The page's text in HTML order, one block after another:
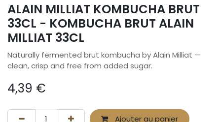
ALAIN MILLIAT KOMBUCHA BRUT
33CL - KOMBUCHA BRUT ALAIN
MILLIAT 33CL
Naturally fermented brut kombucha by Alain Milliat —
clean, crisp and free from added sugar.
4,39 €
Ajouter au panier